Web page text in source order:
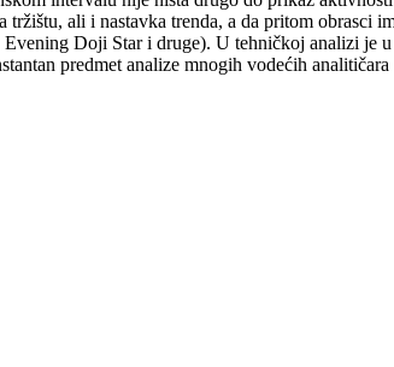
tržištu, ali i nastavka trenda, a da pritom
Doji Star i druge). U tehničkoj analizi je
predmet analize mnogih vodećih